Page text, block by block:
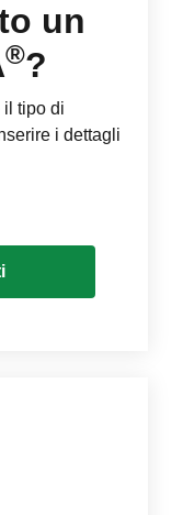
un
®?
il tipo di
i dettagli